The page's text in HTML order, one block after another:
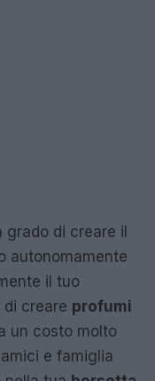
di creare il
autonomamente
il tuo
creare profumi
un costo molto
e famiglia